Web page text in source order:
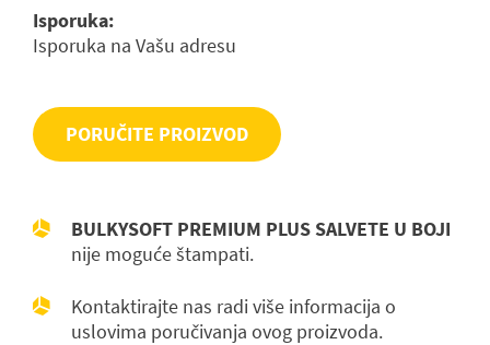
Isporuka:
Isporuka na Vašu adresu
PORUČITE PROIZVOD
BULKYSOFT PREMIUM PLUS SALVETE U BOJI
nije moguće štampati.
Kontaktirajte nas radi više informacija o
uslovima poručivanja ovog proizvoda.